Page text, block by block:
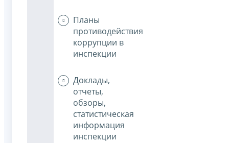
Планы
противодействия
коррупции в
инспекции
Доклады,
отчеты,
обзоры,
статистическая
информация
инспекции